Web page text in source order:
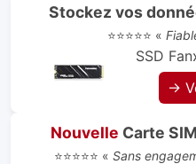
Stockez vos
⭐⭐⭐⭐⭐ «
SSD
→
Nouvelle Carte
⭐⭐⭐⭐⭐ « Sans